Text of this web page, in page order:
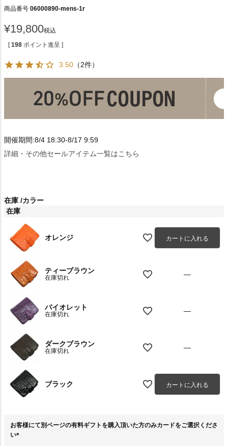
商品番号 06000890-mens-1r
¥19,800税込
[ 198 ポイント進呈 ]
3.50 （2件）
開催期間:8/4 18:30-8/17 9:59
詳細・その他セールアイテム一覧はこちら
在庫 カラー
在庫
オレンジ カートに入れる
ティーブラウン
在庫切れ —
バイオレット
在庫切れ —
ダークブラウン
在庫切れ —
ブラック カートに入れる
お客様にて別ページの有料ギフトを購入頂いた方のみカードをご選択くださ
い